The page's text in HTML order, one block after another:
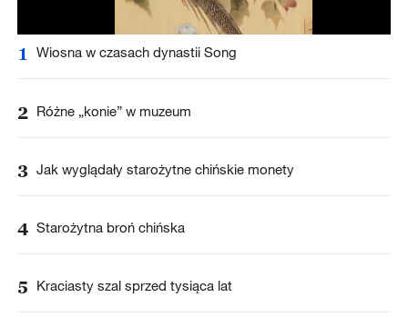
1 Wiosna w czasach dynastii Song
2 Różne „konie” w muzeum
3 Jak wyglądały starożytne chińskie monety
4 Starożytna broń chińska
5 Kraciasty szal sprzed tysiąca lat